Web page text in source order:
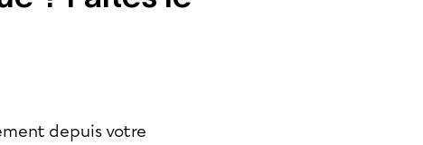
depuis votre